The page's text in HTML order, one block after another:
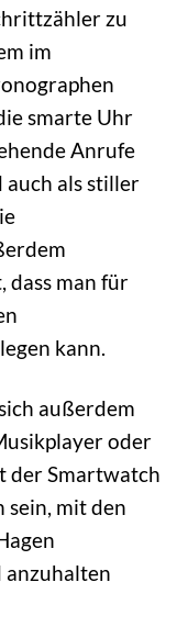
zu
im
smarte Uhr
Anrufe
als stiller
dass man für
kann.
außerdem
oder
der Smartwatch
sein, mit den
anzuhalten